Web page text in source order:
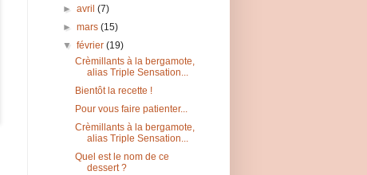
►avril(7)
►mars(15)
▼février(19)
Crèmillants à la bergamote,
alias Triple Sensation...
Bientôt la recette !
Pour vous faire patienter...
Crèmillants à la bergamote,
alias Triple Sensation...
Quel est le nom de ce
dessert ?